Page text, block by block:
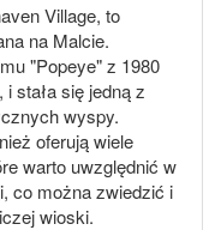
Village, to
na Malcie.
"Popeye" z 1980
stała się jedną z
wyspy.
oferują wiele
warto uwzględnić w
co można zwiedzić i
wioski.